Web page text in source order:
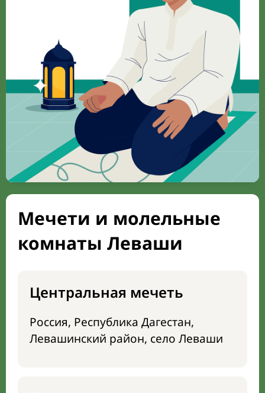
Мечети и молельные
комнаты Леваши
Центральная мечеть
Россия, Республика Дагестан,
Левашинский район, село Леваши